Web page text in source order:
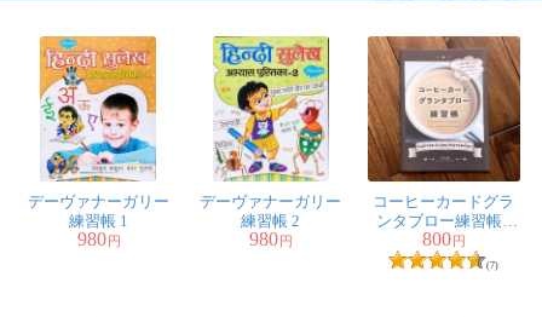
デーヴァナーガリー
練習帳 1
980 円
デーヴァナーガリー
練習帳 2
980 円
コーヒーカードグラ
ンタブロー練習帳 -
Coffee Card Granta
Blow Exercise Book
800 円
(7)